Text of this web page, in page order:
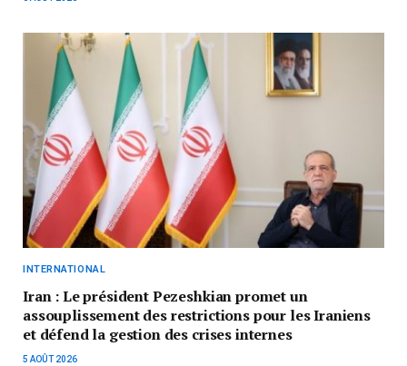
INTERNATIONAL
Iran : Le président Pezeshkian promet un
assouplissement des restrictions pour les Iraniens
et défend la gestion des crises internes
5 AOÛT 2026